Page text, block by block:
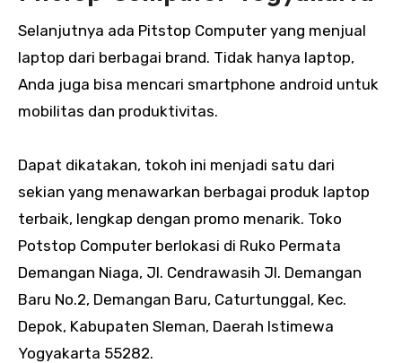
Selanjutnya ada Pitstop Computer yang menjual
laptop dari berbagai brand. Tidak hanya laptop,
Anda juga bisa mencari smartphone android untuk
mobilitas dan produktivitas.
Dapat dikatakan, tokoh ini menjadi satu dari
sekian yang menawarkan berbagai produk laptop
terbaik, lengkap dengan promo menarik. Toko
Potstop Computer berlokasi di Ruko Permata
Demangan Niaga, Jl. Cendrawasih Jl. Demangan
Baru No.2, Demangan Baru, Caturtunggal, Kec.
Depok, Kabupaten Sleman, Daerah Istimewa
Yogyakarta 55282.